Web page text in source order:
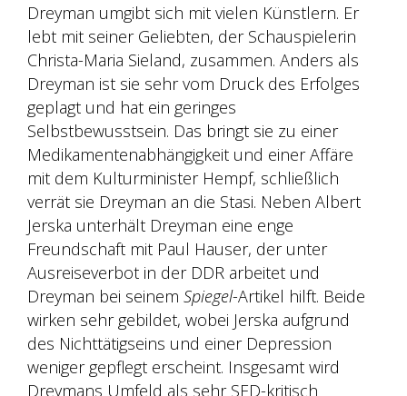
Dreyman umgibt sich mit vielen Künstlern. Er
lebt mit seiner Geliebten, der Schauspielerin
Christa-Maria Sieland, zusammen. Anders als
Dreyman ist sie sehr vom Druck des Erfolges
geplagt und hat ein geringes
Selbstbewusstsein. Das bringt sie zu einer
Medikamentenabhängigkeit und einer Affäre
mit dem Kulturminister Hempf, schließlich
verrät sie Dreyman an die Stasi. Neben Albert
Jerska unterhält Dreyman eine enge
Freundschaft mit Paul Hauser, der unter
Ausreiseverbot in der DDR arbeitet und
Dreyman bei seinem Spiegel-Artikel hilft. Beide
wirken sehr gebildet, wobei Jerska aufgrund
des Nichttätigseins und einer Depression
weniger gepflegt erscheint. Insgesamt wird
Dreymans Umfeld als sehr SED-kritisch